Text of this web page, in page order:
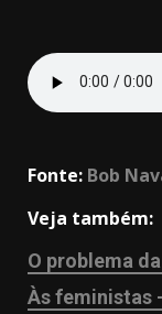
Fonte: Bob
Veja também:
O problema
Às feministas